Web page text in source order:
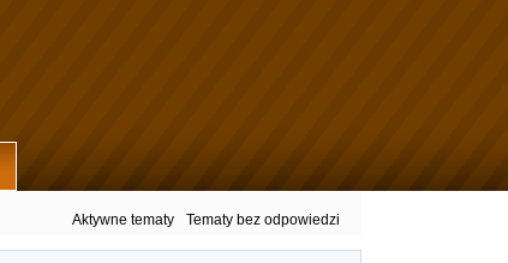
Aktywne tematy Tematy bez odpowiedzi